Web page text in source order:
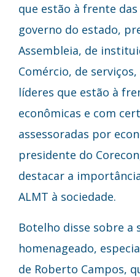
que estão à frente
governo do estado,
Assembleia, de
Comércio, de
líderes que estão à
econômicas e com
assessoradas por
presidente do
destacar a
ALMT à sociedade.
Botelho disse sobre a
homenageado,
de Roberto Campos,